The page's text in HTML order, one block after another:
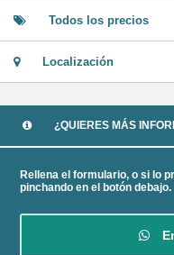
Todos los precios
Localización
¿QUIERES MÁS
Rellena el formulario, o si lo
pinchando en el botón debajo.